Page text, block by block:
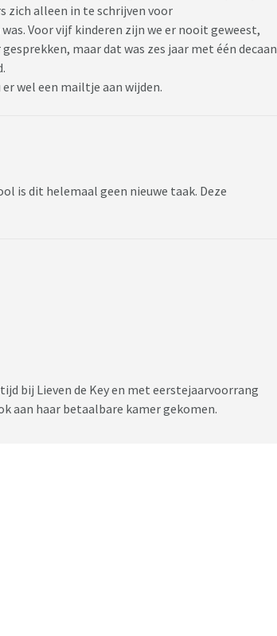
zich alleen in te schrijven voor
Voor vijf kinderen zijn we er nooit geweest,
maar dat was zes jaar met één decaan
wel een mailtje aan wijden.
is dit helemaal geen nieuwe taak. Deze
bij Lieven de Key en met eerstejaarvoorrang
aan haar betaalbare kamer gekomen.